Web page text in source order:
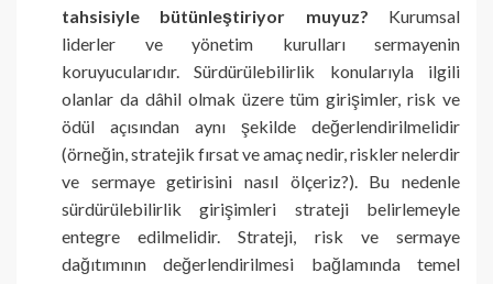
tahsisiyle bütünleştiriyor muyuz? Kurumsal
liderler ve yönetim kurulları sermayenin
koruyucularıdır. Sürdürülebilirlik konularıyla ilgili
olanlar da dâhil olmak üzere tüm girişimler, risk ve
ödül açısından aynı şekilde değerlendirilmelidir
(örneğin, stratejik fırsat ve amaç nedir, riskler nelerdir
ve sermaye getirisini nasıl ölçeriz?). Bu nedenle
sürdürülebilirlik girişimleri strateji belirlemeyle
entegre edilmelidir. Strateji, risk ve sermaye
dağıtımının değerlendirilmesi bağlamında temel